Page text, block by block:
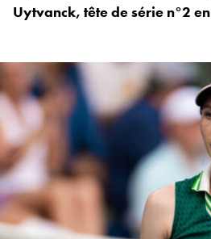
Uytvanck, tête de série n°2